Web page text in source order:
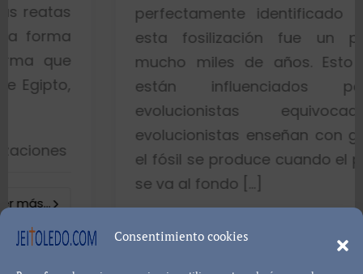
Consentimiento cookies
perfectamente identificado piensa
esta fosilización fue un proceso
mucho miles de años. Esto es
están influenciados por
evolucionistas equivocadas.
evolucionistas enseñan con gráficos
el fósil se produce cuando el pez muere
se va al fondo […]